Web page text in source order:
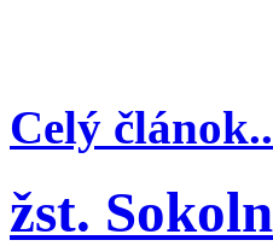
Celý
žst.